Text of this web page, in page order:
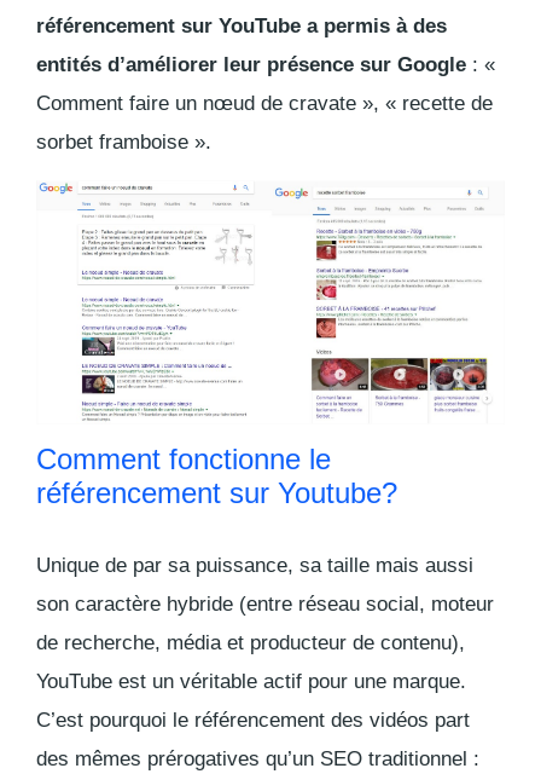
référencement sur YouTube a permis à des
entités d’améliorer leur présence sur Google : «
Comment faire un nœud de cravate », « recette de
sorbet framboise ».
Comment fonctionne le
référencement sur Youtube?
Unique de par sa puissance, sa taille mais aussi
son caractère hybride (entre réseau social, moteur
de recherche, média et producteur de contenu),
YouTube est un véritable actif pour une marque.
C’est pourquoi le référencement des vidéos part
des mêmes prérogatives qu’un SEO traditionnel :